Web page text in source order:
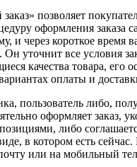
позволяет
оформления заказа
и через короткое время
уточнит все условия
качества товара, его
оплаты и
пользователь либо,
оформляет заказ,
либо
в котором есть сейчас.
или на мобильный